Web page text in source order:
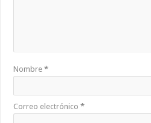
Nombre*
Correo electrónico*